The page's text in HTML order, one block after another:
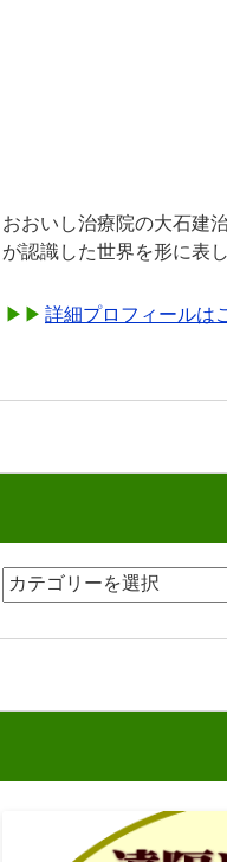
おおいし治療院の大石建
が認識した世界を形に表
詳細プロフィールは
カ
ー